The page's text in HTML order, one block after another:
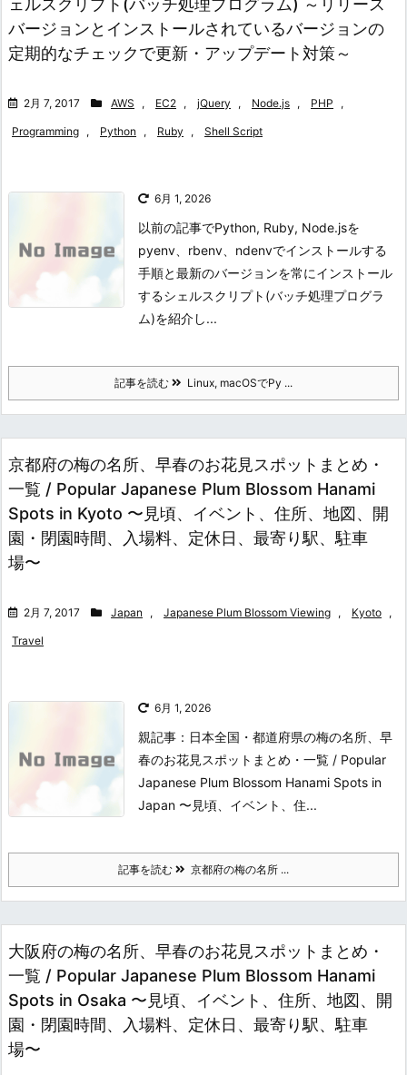
ェルスクリプト(バッチ処理プログラム) ～リリース
バージョンとインストールされているバージョンの
定期的なチェックで更新・アップデート対策～
2月 7, 2017 AWS , EC2 , jQuery , Node.js , PHP ,
Programming , Python , Ruby , Shell Script
6月 1, 2026
以前の記事でPython, Ruby, Node.jsを
pyenv、rbenv、ndenvでインストールする
手順と最新のバージョンを常にインストール
するシェルスクリプト(バッチ処理プログラ
ム)を紹介し...
記事を読む Linux, macOSでPy ...
京都府の梅の名所、早春のお花見スポットまとめ・
一覧 / Popular Japanese Plum Blossom Hanami
Spots in Kyoto 〜見頃、イベント、住所、地図、開
園・閉園時間、入場料、定休日、最寄り駅、駐車
場〜
2月 7, 2017 Japan , Japanese Plum Blossom Viewing , Kyoto ,
Travel
6月 1, 2026
親記事：日本全国・都道府県の梅の名所、早
春のお花見スポットまとめ・一覧 / Popular
Japanese Plum Blossom Hanami Spots in
Japan 〜見頃、イベント、住...
記事を読む 京都府の梅の名所 ...
大阪府の梅の名所、早春のお花見スポットまとめ・
一覧 / Popular Japanese Plum Blossom Hanami
Spots in Osaka 〜見頃、イベント、住所、地図、開
園・閉園時間、入場料、定休日、最寄り駅、駐車
場〜